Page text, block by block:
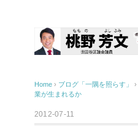
Home › ブログ「一隅を照らす」 ›
業が生まれるか
2012-07-11